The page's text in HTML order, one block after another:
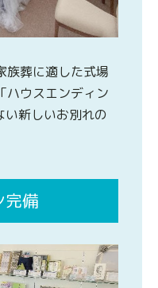
族葬に適した式場
ハウスエンディン
新しいお別れの
完備